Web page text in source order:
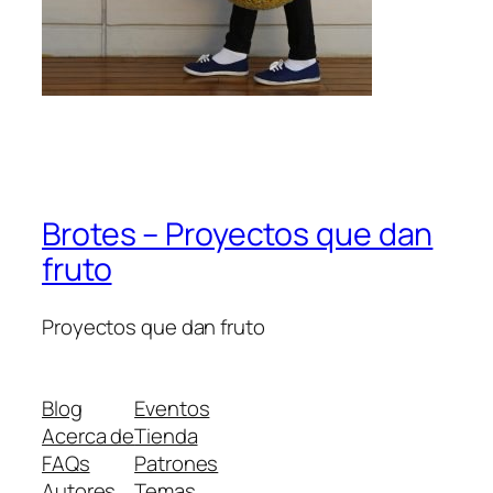
Brotes – Proyectos que dan
fruto
Proyectos que dan fruto
Blog
Acerca de
FAQs
Eventos
Tienda
Patrones